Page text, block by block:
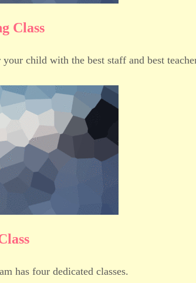
Class
child with the best staff and best
has four dedicated classes.